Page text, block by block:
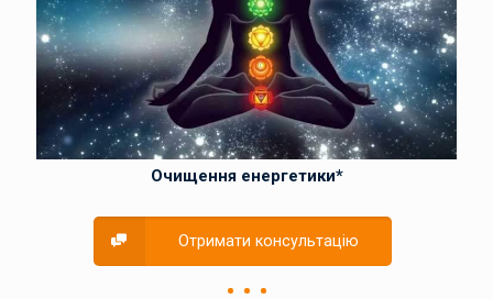
Очищення енергетики*
Отримати консультацію